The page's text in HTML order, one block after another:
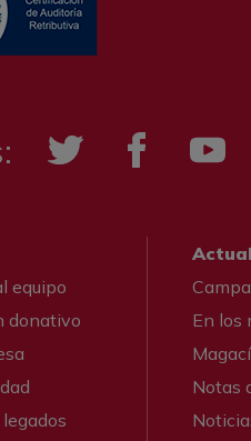
Twitter FacebookYouTube
equipo
donativo
En los
Notas